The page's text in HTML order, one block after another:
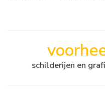
schilderijen en